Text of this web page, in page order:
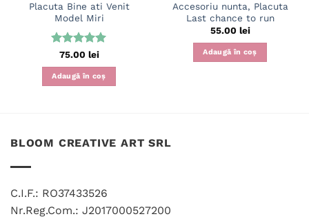
Placuta Bine ati Venit
Model Miri
Evaluat la
5din 5
75.00 lei
Adaugă în coș
Accesoriu nunta, Placuta
Last chance to run
55.00 lei
Adaugă în coș
BLOOM CREATIVE ART SRL
C.I.F.: RO37433526
Nr.Reg.Com.: J2017000527200